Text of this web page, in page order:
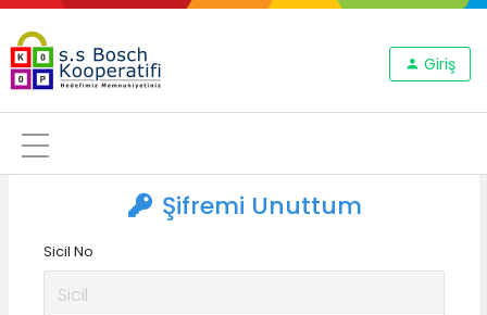
Giriş
Şifremi Unuttum
Sicil No